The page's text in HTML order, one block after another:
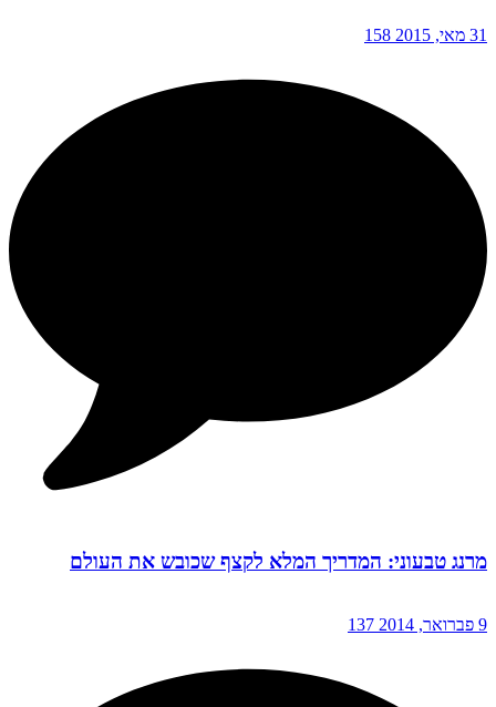
31 מאי, 2015 158
מרנג טבעוני: המדריך המלא לקצף שכובש את העולם
9 פברואר, 2014 137